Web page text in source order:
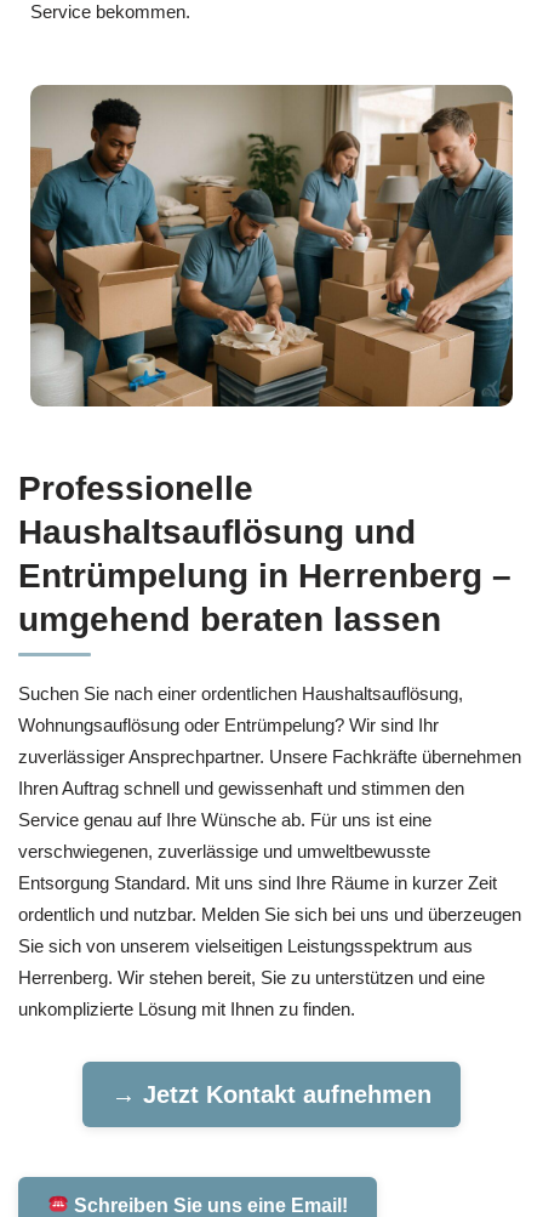
Service bekommen.
Professionelle
Haushaltsauflösung und
Entrümpelung in Herrenberg –
umgehend beraten lassen
Suchen Sie nach einer ordentlichen Haushaltsauflösung,
Wohnungsauflösung oder Entrümpelung? Wir sind Ihr
zuverlässiger Ansprechpartner. Unsere Fachkräfte übernehmen
Ihren Auftrag schnell und gewissenhaft und stimmen den
Service genau auf Ihre Wünsche ab. Für uns ist eine
verschwiegenen, zuverlässige und umweltbewusste
Entsorgung Standard. Mit uns sind Ihre Räume in kurzer Zeit
ordentlich und nutzbar. Melden Sie sich bei uns und überzeugen
Sie sich von unserem vielseitigen Leistungsspektrum aus
Herrenberg. Wir stehen bereit, Sie zu unterstützen und eine
unkomplizierte Lösung mit Ihnen zu finden.
→ Jetzt Kontakt aufnehmen
Schreiben Sie uns eine Email!